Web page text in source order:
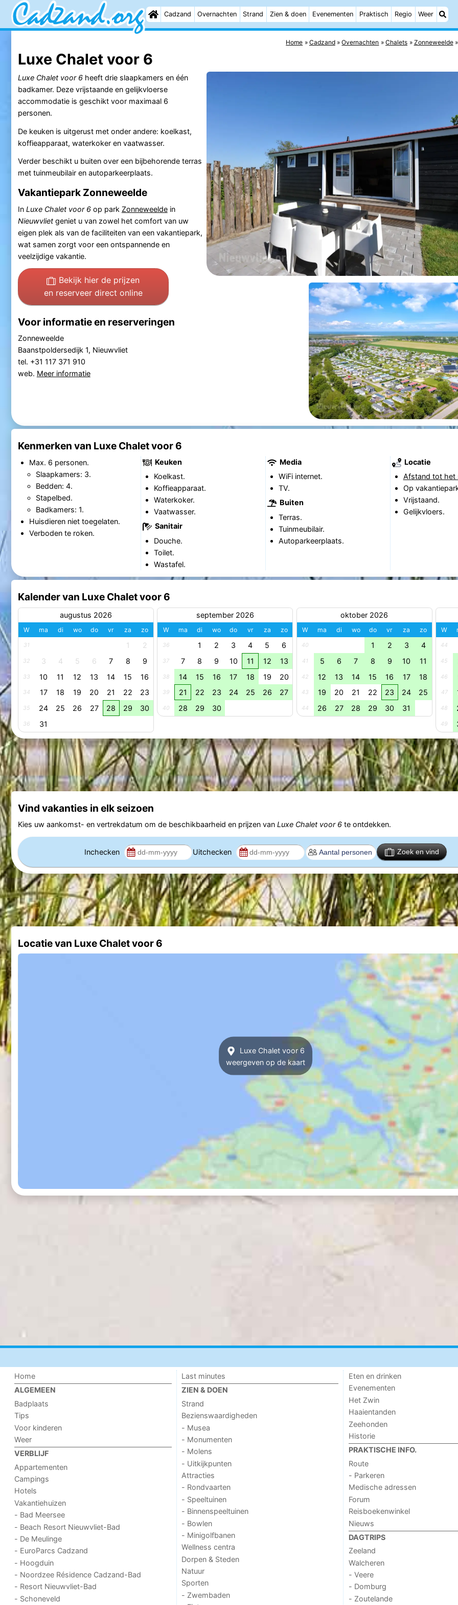
Cadzand Overnachten Strand Zien & doen Evenementen Praktisch Regio Weer
Home Cadzand Overnachten Chalets Zonneweelde
Luxe Chalet voor 6
Luxe Chalet voor 6heeft drie slaapkamers en één
badkamer. Deze vrijstaande en gelijkvloerse
accommodatie is geschikt voor maximaal 6
personen.
De keuken is uitgerust met onder andere: koelkast,
koffieapparaat, waterkoker en vaatwasser.
Verder beschikt u buiten over een bijbehorende terras
met tuinmeubilair en autoparkeerplaats.
Vakantiepark Zonneweelde
In Luxe Chalet voor 6op park Zonneweeldein
Nieuwvlietgeniet u van zowel het comfort van uw
eigen plek als van de faciliteiten van een vakantiepark,
wat samen zorgt voor een ontspannende en
veelzijdige vakantie.
Bekijk hier de prijzen
en reserveer direct online
Voor informatie en reserveringen
Zonneweelde
Baanstpoldersedijk 1, Nieuwvliet
tel. +31 117 371 910
web. Meer informatie
Kenmerken van Luxe Chalet voor 6
Max. 6 personen.
Slaapkamers: 3.
Bedden: 4.
Stapelbed.
Badkamers: 1.
Huisdieren niet toegelaten.
Verboden te roken.
Keuken
Koelkast.
Koffieapparaat.
Waterkoker.
Vaatwasser.
Sanitair
Douche.
Toilet.
Wastafel.
Media
WiFi internet.
TV.
Buiten
Terras.
Tuinmeubilair.
Autoparkeerplaats.
Locatie
Afstand tot het
Op
Vrijstaand.
Gelijkvloers.
Kalender van Luxe Chalet voor 6
augustus 2026
W ma di wo do vr za zo
31 1 2
32 3 4 5 6 7 8 9
33 10 11 12 13 14 15 16
34 17 18 19 20 21 22 23
35 24 25 26 27 28 29 30
36 31
september 2026
W ma di wo do vr za zo
36 1 2 3 4 5 6
37 7 8 9 10 11 12 13
38 14 15 16 17 18 19 20
39 21 22 23 24 25 26 27
40 28 29 30
oktober 2026
W ma di wo do vr za zo
40 1 2 3 4
41 5 6 7 8 9 10 11
42 12 13 14 15 16 17 18
43 19 20 21 22 23 24 25
44 26 27 28 29 30 31
W
44
45
46
47
48
49
Vind vakanties in elk seizoen
Kies uw aankomst- en vertrekdatum om de beschikbaarheid en prijzen van Luxe Chalet voor 6te ontdekken.
Inchecken Uitchecken Zoek en vind
Locatie van Luxe Chalet voor 6
Luxe Chalet voor 6
weergeven op de kaart
Home
ALGEMEEN
Badplaats
Tips
Voor kinderen
Weer
VERBLIJF
Appartementen
Campings
Hotels
Vakantiehuizen
- Bad Meersee
- Beach Resort Nieuwvliet-Bad
- De Meulinge
- EuroParcs Cadzand
- Hoogduin
- Noordzee Résidence Cadzand-Bad
- Resort Nieuwvliet-Bad
- Schoneveld
Last minutes
ZIEN & DOEN
Strand
Bezienswaardigheden
- Musea
- Monumenten
- Molens
- Uitkijkpunten
Attracties
- Rondvaarten
- Speeltuinen
- Binnenspeeltuinen
- Bowlen
- Minigolfbanen
Wellness centra
Dorpen & Steden
Natuur
Sporten
- Zwembaden
Eten en drinken
Evenementen
Het Zwin
Haaientanden
Zeehonden
Historie
PRAKTISCHE INFO.
Route
- Parkeren
Medische adressen
Forum
Reisboekenwinkel
Nieuws
DAGTRIPS
Zeeland
Walcheren
- Veere
- Domburg
- Zoutelande